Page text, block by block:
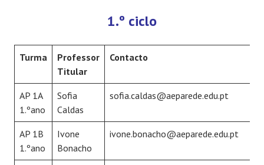
1.º ciclo
Turma
Professor
Titular
Contacto
AP 1A
1.ºano
Sofia
Caldas
sofia.caldas@aeparede.edu.pt
AP 1B
1.ºano
Ivone
Bonacho
ivone.bonacho@aeparede.edu.pt